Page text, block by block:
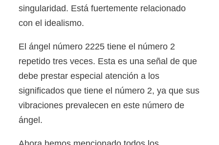
singularidad. Está fuertemente relacionado
con el idealismo.
El ángel número 2225 tiene el número 2
repetido tres veces. Esta es una señal de que
debe prestar especial atención a los
significados que tiene el número 2, ya que sus
vibraciones prevalecen en este número de
ángel.